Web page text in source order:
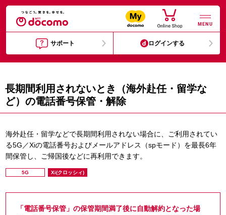
MENU
サポート ログインする
長期間利用されないとき（海外赴任・留学な
ど）の電話番号保管・解除
海外赴任・留学などで長期間利用されない場合に、ご利用されてい
る5G／Xiの電話番号およびメールアドレス（spモード）を最長6年
間保管し、ご帰国後などに再利用できます。
5G Xi(クロッシィ)
「電話番号保管」の保管期間満了後に自動解約となった場